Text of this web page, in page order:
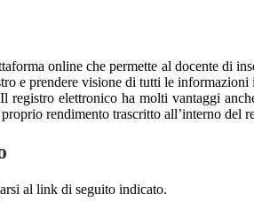
online che permette al docente di
e prendere visione di tutti le
registro elettronico ha molti vantaggi
rendimento trascritto all’interno del
al link di seguito indicato.